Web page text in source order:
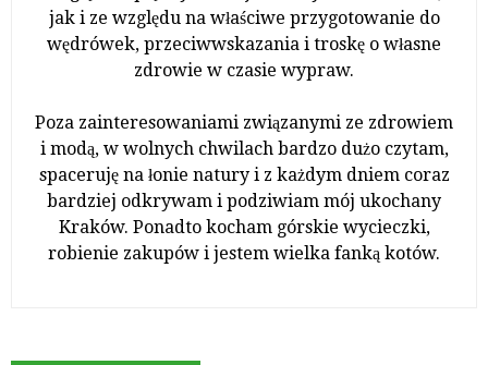
jak i ze względu na właściwe przygotowanie do
wędrówek, przeciwwskazania i troskę o własne
zdrowie w czasie wypraw.
Poza zainteresowaniami związanymi ze zdrowiem
i modą, w wolnych chwilach bardzo dużo czytam,
spaceruję na łonie natury i z każdym dniem coraz
bardziej odkrywam i podziwiam mój ukochany
Kraków. Ponadto kocham górskie wycieczki,
robienie zakupów i jestem wielka fanką kotów.